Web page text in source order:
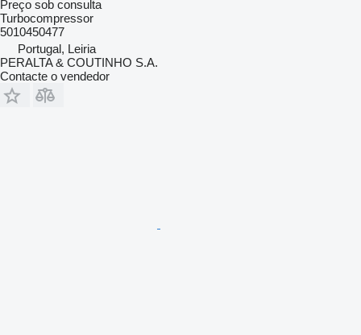
Preço sob consulta
Turbocompressor
5010450477
Portugal, Leiria
PERALTA & COUTINHO S.A.
Contacte o vendedor